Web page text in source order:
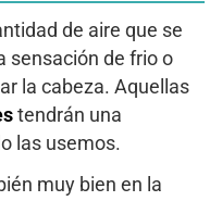
de aire que se
sensación de frio o
la cabeza. Aquellas
tendrán una
las usemos.
muy bien en la